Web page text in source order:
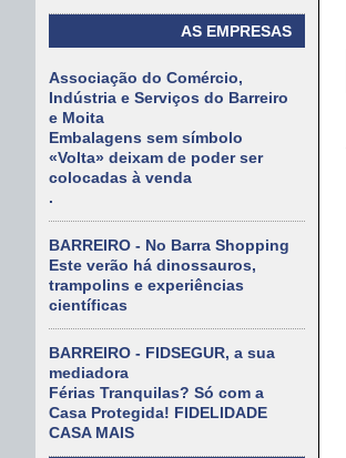
AS EMPRESAS
Associação do Comércio,
Indústria e Serviços do Barreiro
e Moita
Embalagens sem símbolo
«Volta» deixam de poder ser
colocadas à venda
.
BARREIRO - No Barra Shopping
Este verão há dinossauros,
trampolins e experiências
científicas
BARREIRO - FIDSEGUR, a sua
mediadora
Férias Tranquilas? Só com a
Casa Protegida! FIDELIDADE
CASA MAIS